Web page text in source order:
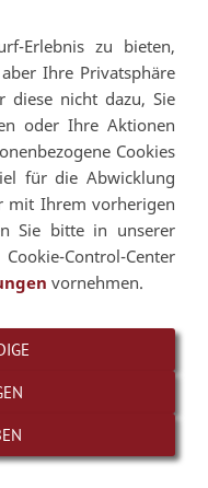
Erlebnis zu bieten,
Ihre Privatsphäre
diese nicht dazu, Sie
oder Ihre Aktionen
Cookies
für die Abwicklung
mit Ihrem vorherigen
Sie bitte in unserer
Control-Center
vornehmen.